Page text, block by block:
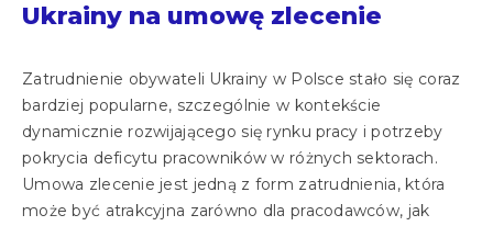
Ukrainy na umowę zlecenie
Zatrudnienie obywateli Ukrainy w Polsce stało się coraz
bardziej popularne, szczególnie w kontekście
dynamicznie rozwijającego się rynku pracy i potrzeby
pokrycia deficytu pracowników w różnych sektorach.
Umowa zlecenie jest jedną z form zatrudnienia, która
może być atrakcyjna zarówno dla pracodawców, jak